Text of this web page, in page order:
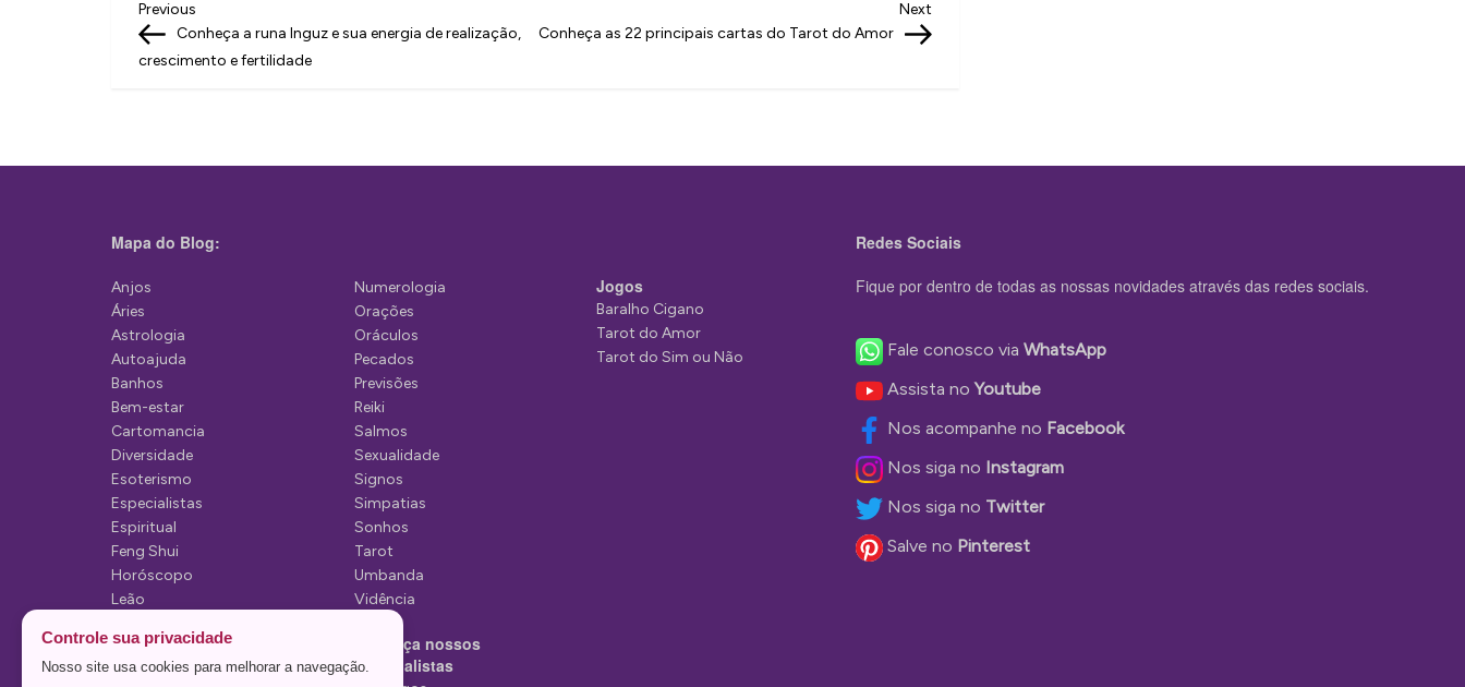
N
a
g
ç
o
d
e
P
o
s
t
Previous
Post
Previous
Conheça a runa Inguz e sua energia de realização,
crescimento e fertilidade
Post
Next
Conheça as 22 principais cartas do Tarot do Amor
Mapa do Blog:
Anjos
Áries
Astrologia
Autoajuda
Banhos
Bem-estar
Cartomancia
Diversidade
Esoterismo
Especialistas
Espiritual
Feng Shui
Horóscopo
Leão
Mediunidade
Mensagens
Numerologia
Orações
Oráculos
Pecados
Previsões
Reiki
Salmos
Sexualidade
Signos
Simpatias
Sonhos
Tarot
Umbanda
Vidência
Conheça nossos
Especialistas
Jogos
Baralho Cigano
Tarot do Amor
Tarot do Sim ou Não
Redes Sociais
Fique por dentro de todas as nossas novidades através das redes sociais.
Fale conosco via WhatsApp
Assista noYoutube
Nos acompanhe no Facebook
Nos siga no Instagram
Nos siga no Twitter
Salve no Pinterest
Controle sua privacidade
Nosso site usa cookies para melhorar a navegação.